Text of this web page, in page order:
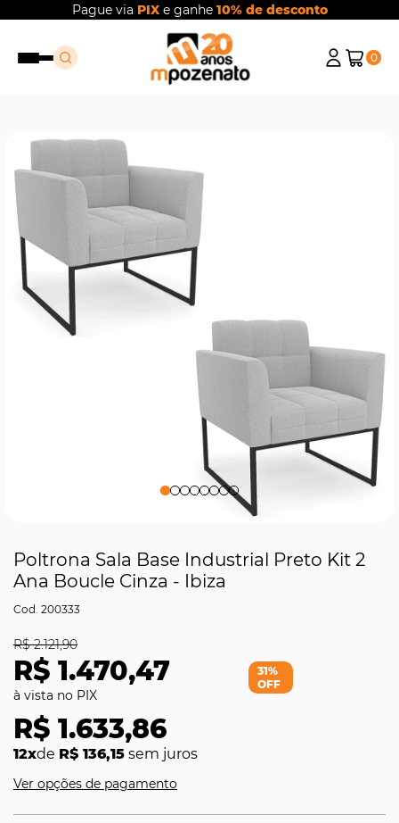
Pague via PIXe ganhe 10% de desconto
0
Poltrona Sala Base Industrial Preto Kit 2
Ana Boucle Cinza - Ibiza
200333
R$ 1.470,47
R$ 2.121,90
R$ 1.633,86
12xde R$ 136,15 sem juros
31%
OFF
Ver opções de pagamento